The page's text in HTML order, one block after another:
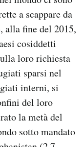
a scappare da
alla fine del 2015,
cosiddetti
loro richiesta
sparsi nel
interni, si
del loro
la metà del
sotto mandato